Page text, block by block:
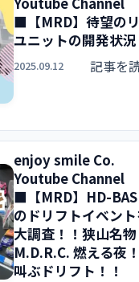
■【MRD】待望の
ユニットの開発状況
2025.09.12 記事を
enjoy smile Co.
Youtube Channel
■【MRD】HD-
のドリフトイベン
大調査！！狭山名物
M.D.R.C. 燃える夜
叫ぶドリフト！！